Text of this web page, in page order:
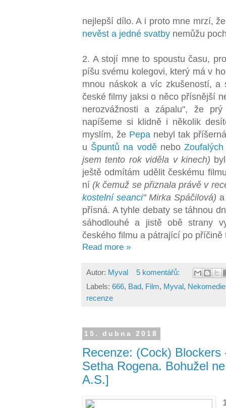
nejlepší dílo. A i proto mne mrzí,
nevěst a jedné svatby nemůžu
2. A stojí mne to spoustu času,
píšu svému kolegovi, který má v
mnou náskok a víc zkušeností, a
české filmy jaksi o něco přísnější
nerozvážnosti a zápalu", že
napíšeme si klidně i několik
myslím, že Pepa nebyl tak
u Špuntů na voděnebo
jsem tento rok viděla v kinech)
ještě odmítám udělit českému
ní (k čemuž se přiznala právě v
kostelní seanci" Mirka Spáčilová)
přísná. A tyhle debaty se táhnou
sáhodlouhé a jistě obě strany
českého filmu a pátrající po
Read more »
Autor: Myval
5 komentářů:
Labels: 666, Bad, Film, Myval, Nekomedie
recenze
15. dubna 2018
Recenze: (Cock)
Setha Rogena. Bohužel
A.S.]